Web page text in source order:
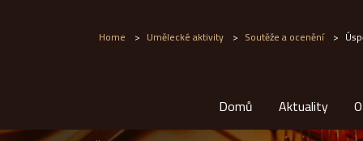
Home > Umělecké aktivity > Soutěže a ocenění >
Domů Aktuality